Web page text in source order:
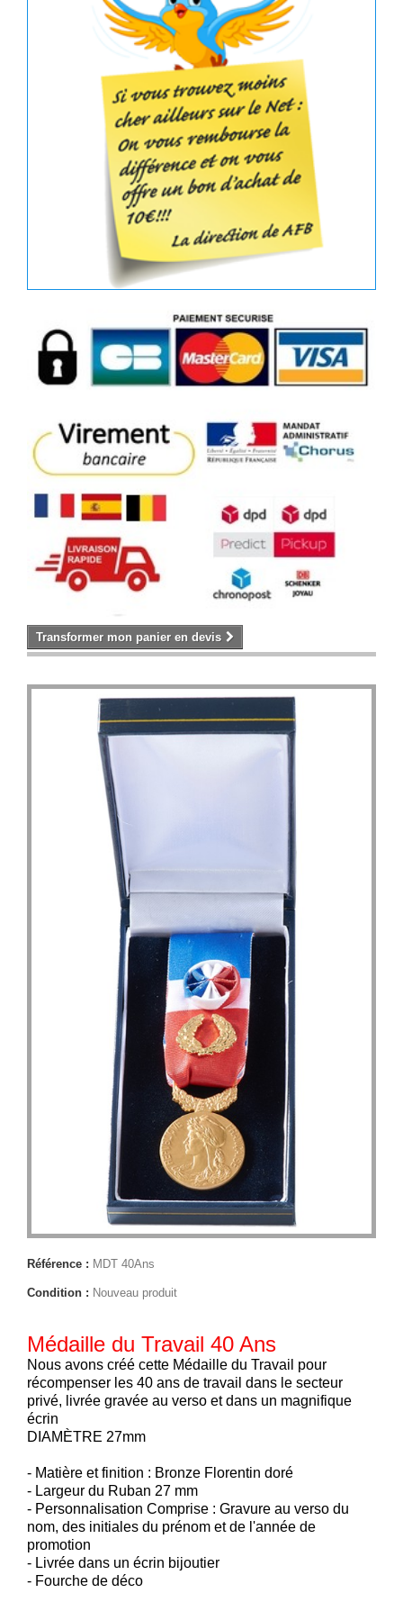
Transformer mon panier en devis
Référence : MDT 40Ans
Condition : Nouveau produit
Médaille du Travail 40 Ans
Nous avons créé cette Médaille du Travail pour
récompenser les 40 ans de travail dans le secteur
privé, livrée gravée au verso et dans un magnifique
écrin
DIAMÈTRE 27mm
- Matière et finition : Bronze Florentin doré
- Largeur du Ruban 27 mm
- Personnalisation Comprise : Gravure au verso du
nom, des initiales du prénom et de l'année de
promotion
- Livrée dans un écrin bijoutier
- Fourche de déco